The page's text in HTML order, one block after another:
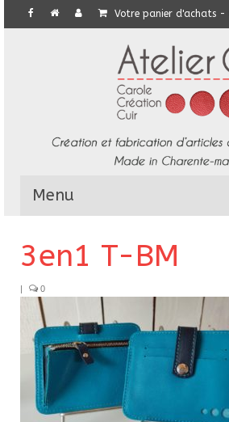
Votre panier d'achats -
Menu
Commandes particulières
E-Boutique
Pour acheter
Contact
3en1 T-BM
| 0